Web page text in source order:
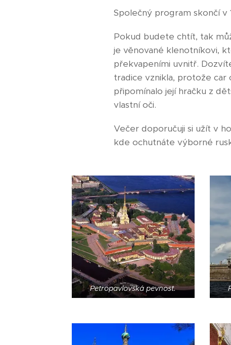
Společný program skončí
Pokud budete chtít, tak
je věnované klenotníkovi,
překvapeními uvnitř.
tradice vznikla, protože car
připomínalo její hračku z
vlastní oči.
Večer doporučuji si užít v
kde ochutnáte výborné
Petropavlovská pevnost.